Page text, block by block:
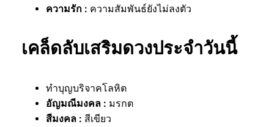
ความรัก : ความสัมพันธ์ยังไม่ลงตัว
เคล็ดลับเสริมดวงประจำวันนี้
ทำบุญบริจาคโลหิต
อัญมณีมงคล : มรกต
สีมงคล : สีเขียว